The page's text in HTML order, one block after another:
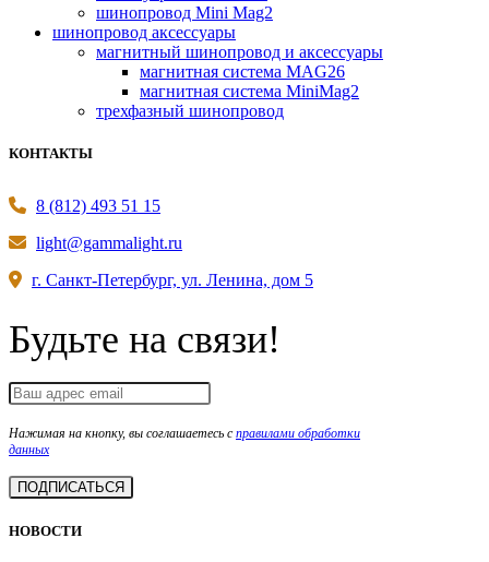
шинопровод Mini Mag2
шинопровод аксессуары
магнитный шинопровод и аксессуары
магнитная система MAG26
магнитная система MiniMag2
трехфазный шинопровод
КОНТАКТЫ
8 (812) 493 51 15
light@gammalight.ru
г. Санкт-Петербург, ул. Ленина, дом 5
Будьте на связи!
Нажимая на кнопку, вы соглашаетесь справилами обработки
данных
НОВОСТИ